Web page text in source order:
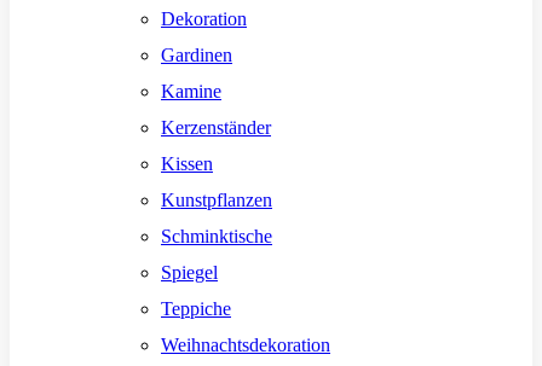
Dekoration
Gardinen
Kamine
Kerzenständer
Kissen
Kunstpflanzen
Schminktische
Spiegel
Teppiche
Weihnachtsdekoration